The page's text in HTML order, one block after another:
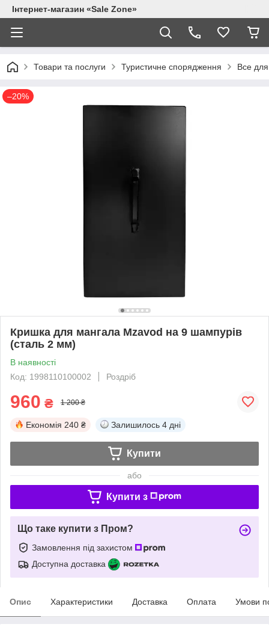
Інтернет-магазин «Sale Zone»
Товари та послуги Туристичне спорядження Все для
–20%
Кришка для мангала Mzavod на 9 шампурів
(сталь 2 мм)
В наявності
Код: 1998110100002
Роздріб
960 ₴ 1 200 ₴
Економія 240 ₴ Залишилось 4 дні
Купити
або
Купити з
Що таке купити з Пром?
Замовлення під захистом
Доступна доставка
Опис Характеристики Доставка Оплата Умови